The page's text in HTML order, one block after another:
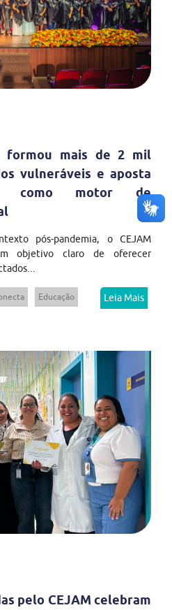
formou mais de 2 mil
vulneráveis e aposta
como motor de
pós-pandemia, o CEJAM
objetivo claro de oferecer
Educação Leia Mais
pelo CEJAM celebram